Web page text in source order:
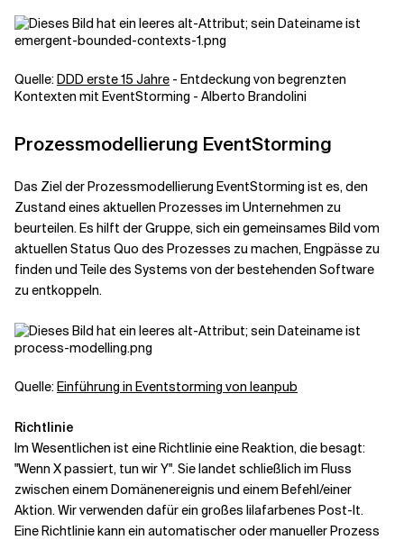
Quelle:DDD erste 15 Jahre - Entdeckung von begrenzten
Kontexten mit EventStorming - Alberto Brandolini
Prozessmodellierung EventStorming
Das Ziel der Prozessmodellierung EventStorming ist es, den
Zustand eines aktuellen Prozesses im Unternehmen zu
beurteilen. Es hilft der Gruppe, sich ein gemeinsames Bild vom
aktuellen Status Quo des Prozesses zu machen, Engpässe zu
finden und Teile des Systems von der bestehenden Software
zu entkoppeln.
Quelle:Einführung in Eventstorming von leanpub
Richtlinie
Im Wesentlichen ist eine Richtlinie eine Reaktion, die besagt:
"Wenn X passiert, tun wir Y". Sie landet schließlich im Fluss
zwischen einem Domänenereignis und einem Befehl/einer
Aktion. Wir verwenden dafür ein großes lilafarbenes Post-It.
Eine Richtlinie kann ein automatischer oder manueller Prozess